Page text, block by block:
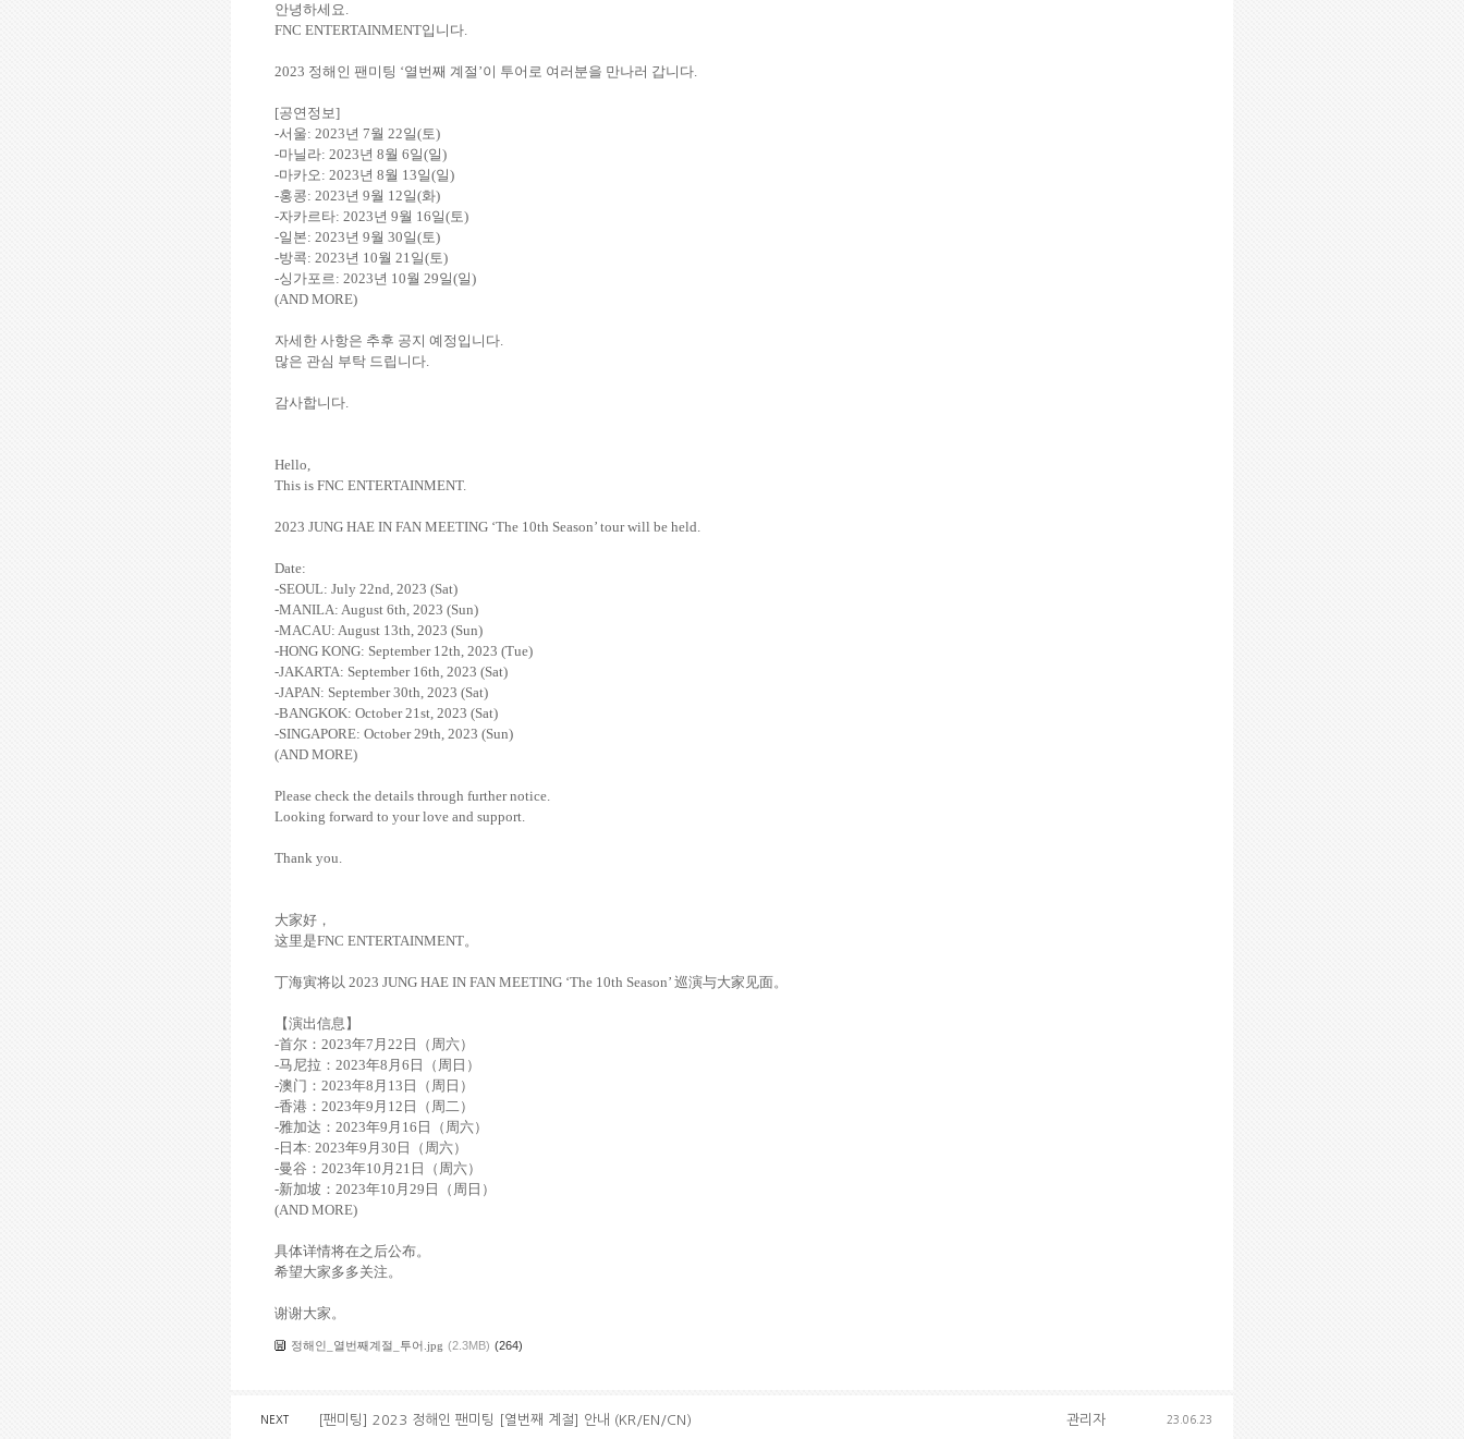
안녕하세요.
FNC ENTERTAINMENT입니다.
2023 정해인 팬미팅 ‘열번째 계절’이 투어로 여러분을 만나러 갑니다.
[공연정보]
-서울: 2023년 7월 22일(토)
-마닐라: 2023년 8월 6일(일)
-마카오: 2023년 8월 13일(일)
-홍콩: 2023년 9월 12일(화)
-자카르타: 2023년 9월 16일(토)
-일본: 2023년 9월 30일(토)
-방콕: 2023년 10월 21일(토)
-싱가포르: 2023년 10월 29일(일)
(AND MORE)
자세한 사항은 추후 공지 예정입니다.
많은 관심 부탁 드립니다.
감사합니다.
Hello,
This is FNC ENTERTAINMENT.
2023 JUNG HAE IN FAN MEETING ‘The 10th Season’ tour will be held.
Date:
-SEOUL: July 22nd, 2023 (Sat)
-MANILA: August 6th, 2023 (Sun)
-MACAU: August 13th, 2023 (Sun)
-HONG KONG: September 12th, 2023 (Tue)
-JAKARTA: September 16th, 2023 (Sat)
-JAPAN: September 30th, 2023 (Sat)
-BANGKOK: October 21st, 2023 (Sat)
-SINGAPORE: October 29th, 2023 (Sun)
(AND MORE)
Please check the details through further notice.
Looking forward to your love and support.
Thank you.
大家好，
这里是FNC ENTERTAINMENT。
丁海寅将以 2023 JUNG HAE IN FAN MEETING ‘The 10th Season’ 巡演与大家见面。
【演出信息】
-首尔：2023年7月22日（周六）
-马尼拉：2023年8月6日（周日）
-澳门：2023年8月13日（周日）
-香港：2023年9月12日（周二）
-雅加达：2023年9月16日（周六）
-日本: 2023年9月30日（周六）
-曼谷：2023年10月21日（周六）
-新加坡：2023年10月29日（周日）
(AND MORE)
具体详情将在之后公布。
希望大家多多关注。
谢谢大家。
정해인_열번째계절_투어.jpg (2.3MB) (264)
NEXT [팬미팅] 2023 정해인 팬미팅 [열번째 계절] 안내 (KR/EN/CN) 관리자 23.06.23